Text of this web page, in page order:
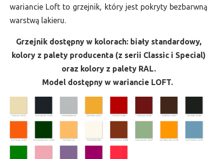
wariancie Loft to grzejnik, który jest pokryty bezbarwną
warstwą lakieru.
Grzejnik dostępny w kolorach: biały standardowy,
kolory z palety producenta (z serii Classic i Special)
oraz kolory z palety RAL.
Model dostępny w wariancie LOFT.